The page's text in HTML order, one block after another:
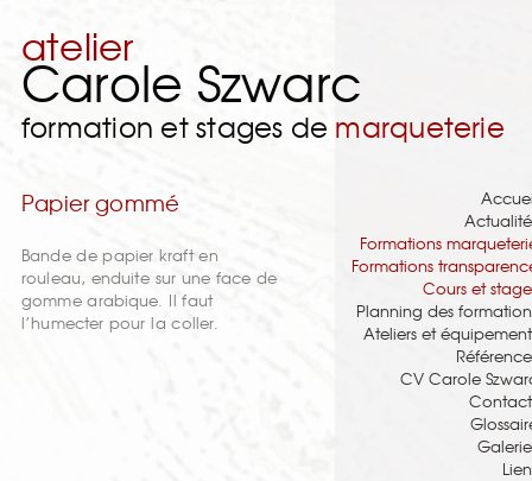
atelier
Carole Szwarc
formation et stages de marqueterie
Papier gommé
Bande de papier kraft en
rouleau, enduite sur une face de
gomme arabique. Il faut
l’humecter pour la coller.
Formations
Formations
Cours et
Planning des
Ateliers et
CV Carole